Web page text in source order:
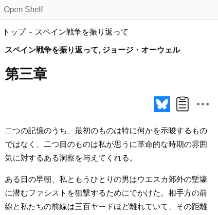
Open Shelf
トップ スペイン戦争を振り返って
スペイン戦争を振り返って, ジョージ・オーウェル
第三章
二つの記憶のうち、最初のものは特に何かを示唆するもの
ではなく、二つ目のものは私が思うに革命的な時期の雰囲
気に対するある洞察を与えてくれる。
ある日の早朝、私ともうひとりの男はウエスカ郊外の塹壕
に潜むファシストを狙撃するためにでかけた。相手方の前
線と私たちの前線は三百ヤードほど離れていて、その距離